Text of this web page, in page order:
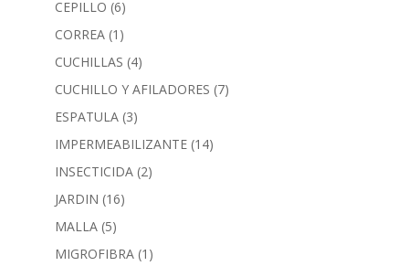
CEPILLO (6)
CORREA (1)
CUCHILLAS (4)
CUCHILLO Y AFILADORES (7)
ESPATULA (3)
IMPERMEABILIZANTE (14)
INSECTICIDA (2)
JARDIN (16)
MALLA (5)
MIGROFIBRA (1)